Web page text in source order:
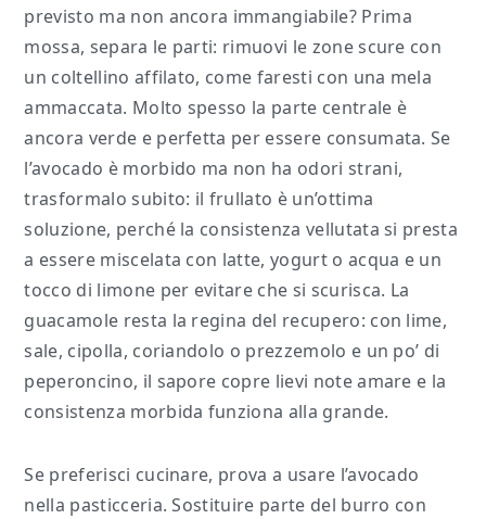
previsto ma non ancora immangiabile? Prima
mossa, separa le parti: rimuovi le zone scure con
un coltellino affilato, come faresti con una mela
ammaccata. Molto spesso la parte centrale è
ancora verde e perfetta per essere consumata. Se
l’avocado è morbido ma non ha odori strani,
trasformalo subito: il frullato è un’ottima
soluzione, perché la consistenza vellutata si presta
a essere miscelata con latte, yogurt o acqua e un
tocco di limone per evitare che si scurisca. La
guacamole resta la regina del recupero: con lime,
sale, cipolla, coriandolo o prezzemolo e un po’ di
peperoncino, il sapore copre lievi note amare e la
consistenza morbida funziona alla grande.
Se preferisci cucinare, prova a usare l’avocado
nella pasticceria. Sostituire parte del burro con